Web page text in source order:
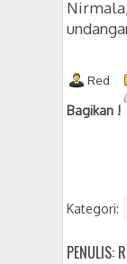
Red
Bagikan !
Kategori:
PENULIS: